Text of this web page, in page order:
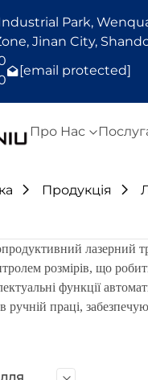
Park,
Jinan City,
[email protected]
Про Нас
Продукція
лазерний
розмірів, що
функції
праці,